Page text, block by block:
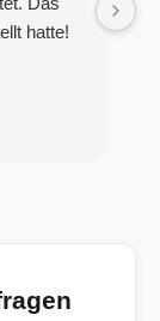
hatte!